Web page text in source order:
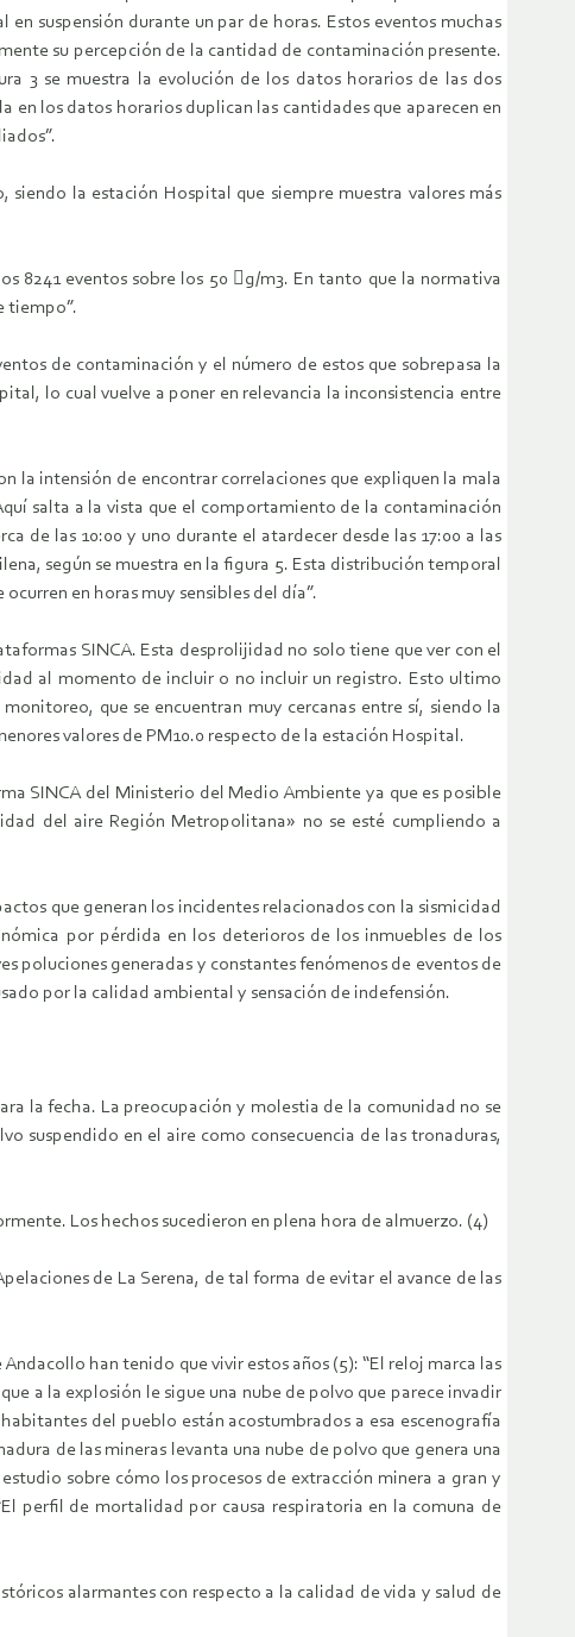
suspensión durante un par de horas. Estos eventos muchas
su percepción de la cantidad de contaminación presente.
3 se muestra la evolución de los datos horarios de las dos
los datos horarios duplican las cantidades que aparecen en
la estación Hospital que siempre muestra valores más
8241 eventos sobre los 50 g/m3. En tanto que la normativa
tiempo”.
de contaminación y el número de estos que sobrepasa la
lo cual vuelve a poner en relevancia la inconsistencia entre
la intensión de encontrar correlaciones que expliquen la mala
salta a la vista que el comportamiento de la contaminación
de las 10:00 y uno durante el atardecer desde las 17:00 a las
según se muestra en la figura 5. Esta distribución temporal
en horas muy sensibles del día”.
SINCA. Esta desprolijidad no solo tiene que ver con el
al momento de incluir o no incluir un registro. Esto ultimo
que se encuentran muy cercanas entre sí, siendo la
valores de PM10.0 respecto de la estación Hospital.
SINCA del Ministerio del Medio Ambiente ya que es posible
del aire Región Metropolitana» no se esté cumpliendo a
que generan los incidentes relacionados con la sismicidad
por pérdida en los deterioros de los inmuebles de los
poluciones generadas y constantes fenómenos de eventos de
por la calidad ambiental y sensación de indefensión.
la fecha. La preocupación y molestia de la comunidad no se
suspendido en el aire como consecuencia de las tronaduras,
Los hechos sucedieron en plena hora de almuerzo. (4)
de La Serena, de tal forma de evitar el avance de las
han tenido que vivir estos años (5): “El reloj marca las
a la explosión le sigue una nube de polvo que parece invadir
del pueblo están acostumbrados a esa escenografía
de las mineras levanta una nube de polvo que genera una
sobre cómo los procesos de extracción minera a gran y
perfil de mortalidad por causa respiratoria en la comuna de
alarmantes con respecto a la calidad de vida y salud de